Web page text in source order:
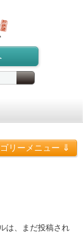
リーメニュー⇓
は、まだ投稿され